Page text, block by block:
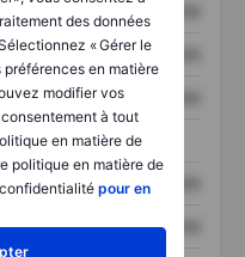
des données
« Gérer le
en matière
modifier vos
à tout
en matière de
politique en matière de
pour en
XXXXXXX XXXXXXX
XXXXXXX
XXXXXXX XXXXXXX
XXXXXXX